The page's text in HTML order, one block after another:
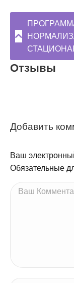
Отзывы
Добавить
Ваш
Обязательные
Ваш